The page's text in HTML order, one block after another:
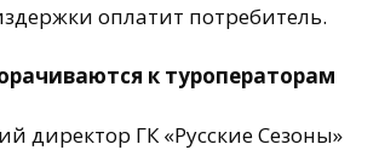
оплатит потребитель.
к туроператорам
директор ГК «Русские Сезоны»